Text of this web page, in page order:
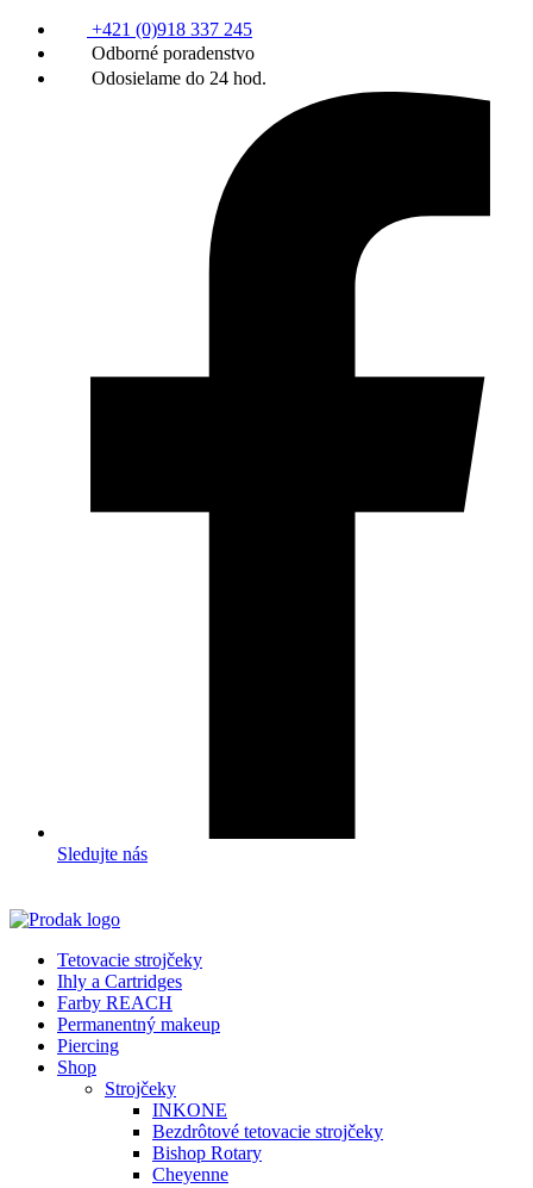
+421 (0)918 337 245
Odborné poradenstvo
Odosielame do 24 hod.
Sledujte nás
Tetovacie strojčeky
Ihly a Cartridges
Farby REACH
Permanentný makeup
Piercing
Shop
Strojčeky
INKONE
Bezdrôtové tetovacie strojčeky
Bishop Rotary
Cheyenne